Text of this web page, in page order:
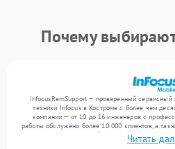
Почему
InfocusRemSupport — проверенный
техники Infocus в Костроме с более чем
компании — от 10 до 16 инженеров с
работы обслужено более 10 000 клиентов, а
Ежемесячно в сервисный центр поступает
беремся за задачи любой сложности иЧитать